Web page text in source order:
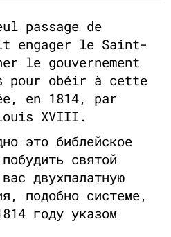
passage de
engager le Saint-
le gouvernement
pour obéir à cette
en 1814, par
XVIII.
это библейское
святой
двухпалатную
подобно системе,
году указом